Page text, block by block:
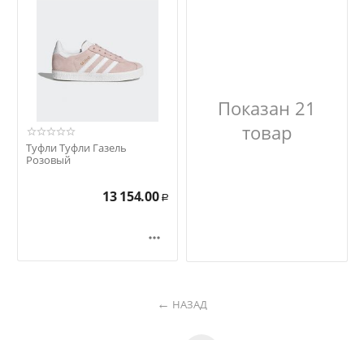
Туфли Туфли Газель
Розовый
13 154.00 Р

Показан 21
товар
НАЗАД